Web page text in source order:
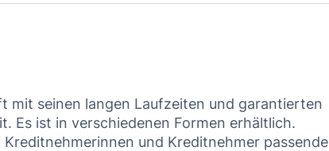
mit seinen langen Laufzeiten und garantierten
Es ist in verschiedenen Formen erhältlich.
und Kreditnehmer passende